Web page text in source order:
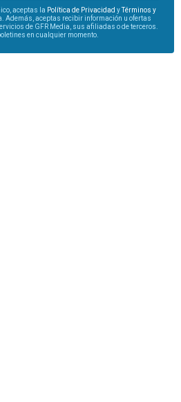
aceptas la Política de Privacidad yTérminos y
Además, aceptas recibir información u ofertas
de GFR Media, sus afiliadas o de terceros.
en cualquier momento.